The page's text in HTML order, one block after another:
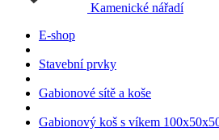
Kamenické nářadí
E-shop
Stavební prvky
Gabionové sítě a koše
Gabionový koš s víkem